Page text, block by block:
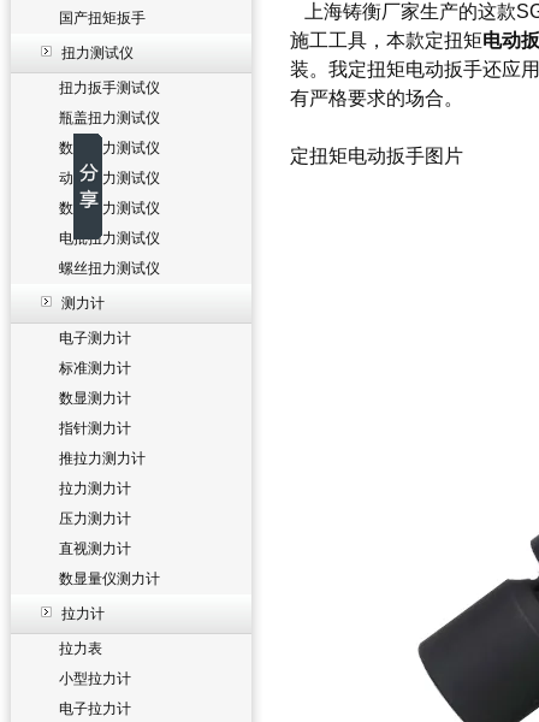
国产扭矩扳手
扭力测试仪
扭力扳手测试仪
瓶盖扭力测试仪
数字扭力测试仪
动态扭力测试仪
数显扭力测试仪
电批扭力测试仪
螺丝扭力测试仪
测力计
电子测力计
标准测力计
数显测力计
指针测力计
推拉力测力计
拉力测力计
压力测力计
直视测力计
数显量仪测力计
拉力计
拉力表
小型拉力计
电子拉力计
上海铸衡厂家生产的这款
施工工具，本款定扭矩电动
装。我定扭矩电动扳手还应
有严格要求的场合。
定扭矩电动扳手图片